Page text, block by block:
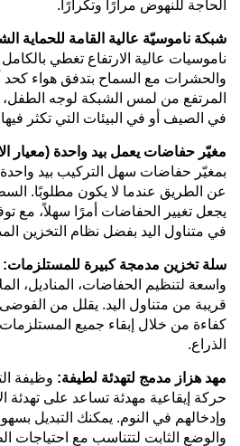
الحاجة للنهوض مرارًا وتكرارًا.
شبكة ناموسيّة عالية القامة للحماية
ناموسيات عالية الارتفاع تغطي
والحشرات مع السماح بتدفق هواء
المرتفع من لمس الشبكة لوجه
في الصيف أو في البيئات التي تكثر
مغيّر حفاضات يعمل بيد واحدة (معيار
بمغيّر حفاضات سهل التركيب بيد
عن الطريق عندما لا يكون مطلوبًا.
يجعل تغيير الحفاضات أمرًا سهلاً، مع
في متناول اليد بفضل نظام التخزين
سلة تخزين مدمجة كبيرة للمستلزمات:
واسعة لتنظيم الحفاضات، المناديل،
قريبة من متناول اليد. يقلل من الفوضى
كفاءة من خلال إبقاء جميع
الذراع.
مهد هزاز مدمج لتهدئة لطيفة: وظيفة
حركة إيقاعية مهدئة تساعد على تهدئة
وإدخالهم في النوم. يمكنك التبديل
والوضع الثابت لتتناسب مع احتياجات